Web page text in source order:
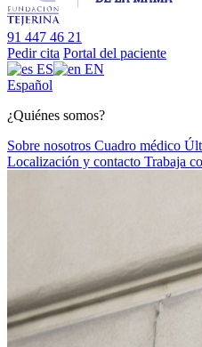
91 447 46 21
Pedir cita Portal del paciente
ES
EN
Español
¿Quiénes somos?
Sobre nosotros Cuadro médico
Localización y contacto Trabaja